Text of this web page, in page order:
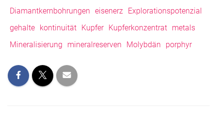
Diamantkernbohrungen eisenerz
Explorationspotenzial
gehalte
kontinuität Kupfer Kupferkonzentrat metals
Mineralisierung
mineralreserven Molybdän porphyr